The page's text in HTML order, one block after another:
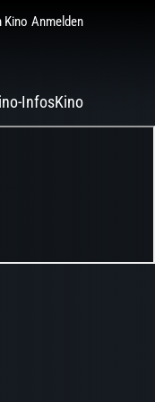
Kino Anmelden
InfosKino